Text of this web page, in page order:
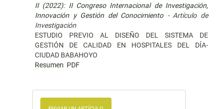
II (2022): II Congreso Internacional de Investigación,
Innovación y Gestión del Conocimiento- Artículo de
Investigación
ESTUDIO PREVIO AL DISEÑO DEL SISTEMA DE
GESTIÓN DE CALIDAD EN HOSPITALES DEL DÍA-
CIUDAD BABAHOYO
Resumen PDF